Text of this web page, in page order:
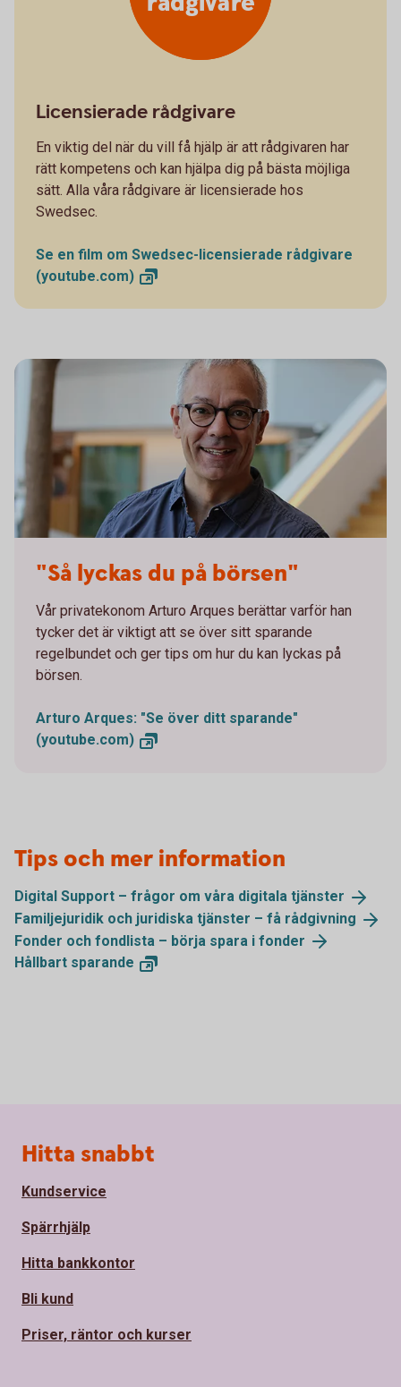
Licensierade rådgivare
En viktig del när du vill få hjälp är att rådgivaren har
rätt kompetens och kan hjälpa dig på bästa möjliga
sätt. Alla våra rådgivare är licensierade hos
Swedsec.
Se en film om Swedsec-licensierade rådgivare
(youtube.com)
"Så lyckas du på börsen"
Vår privatekonom Arturo Arques berättar varför han
tycker det är viktigt att se över sitt sparande
regelbundet och ger tips om hur du kan lyckas på
börsen.
Arturo Arques: "Se över ditt sparande"
(youtube.com)
Tips och mer information
Digital Support – frågor om våra digitala tjänster
Familjejuridik och juridiska tjänster – få rådgivning
Fonder och fondlista – börja spara i fonder
Hållbart sparande
Sidfot
Hitta snabbt
Kundservice
Spärrhjälp
Hitta bankkontor
Bli kund
Priser, räntor och kurser